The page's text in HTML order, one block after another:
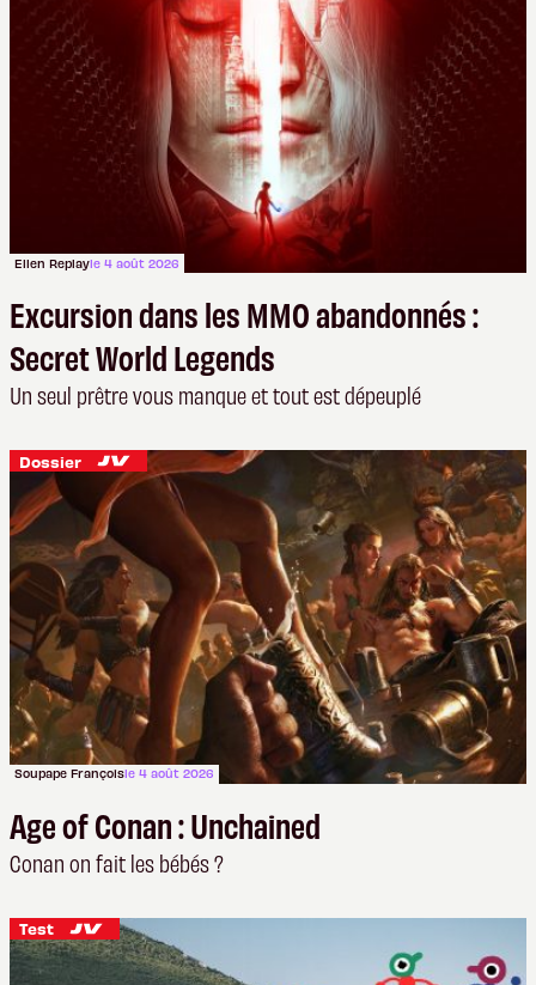
Ellen Replayle 4 août 2026
Excursion dans les MMO abandonnés :
Secret World Legends
Un seul prêtre vous manque et tout est dépeuplé
Dossier
Soupape Françoisle 4 août 2026
Age of Conan : Unchained
Conan on fait les bébés ?
Test